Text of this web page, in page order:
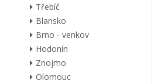
Třebíč
Blansko
Brno - venkov
Hodonín
Znojmo
Olomouc